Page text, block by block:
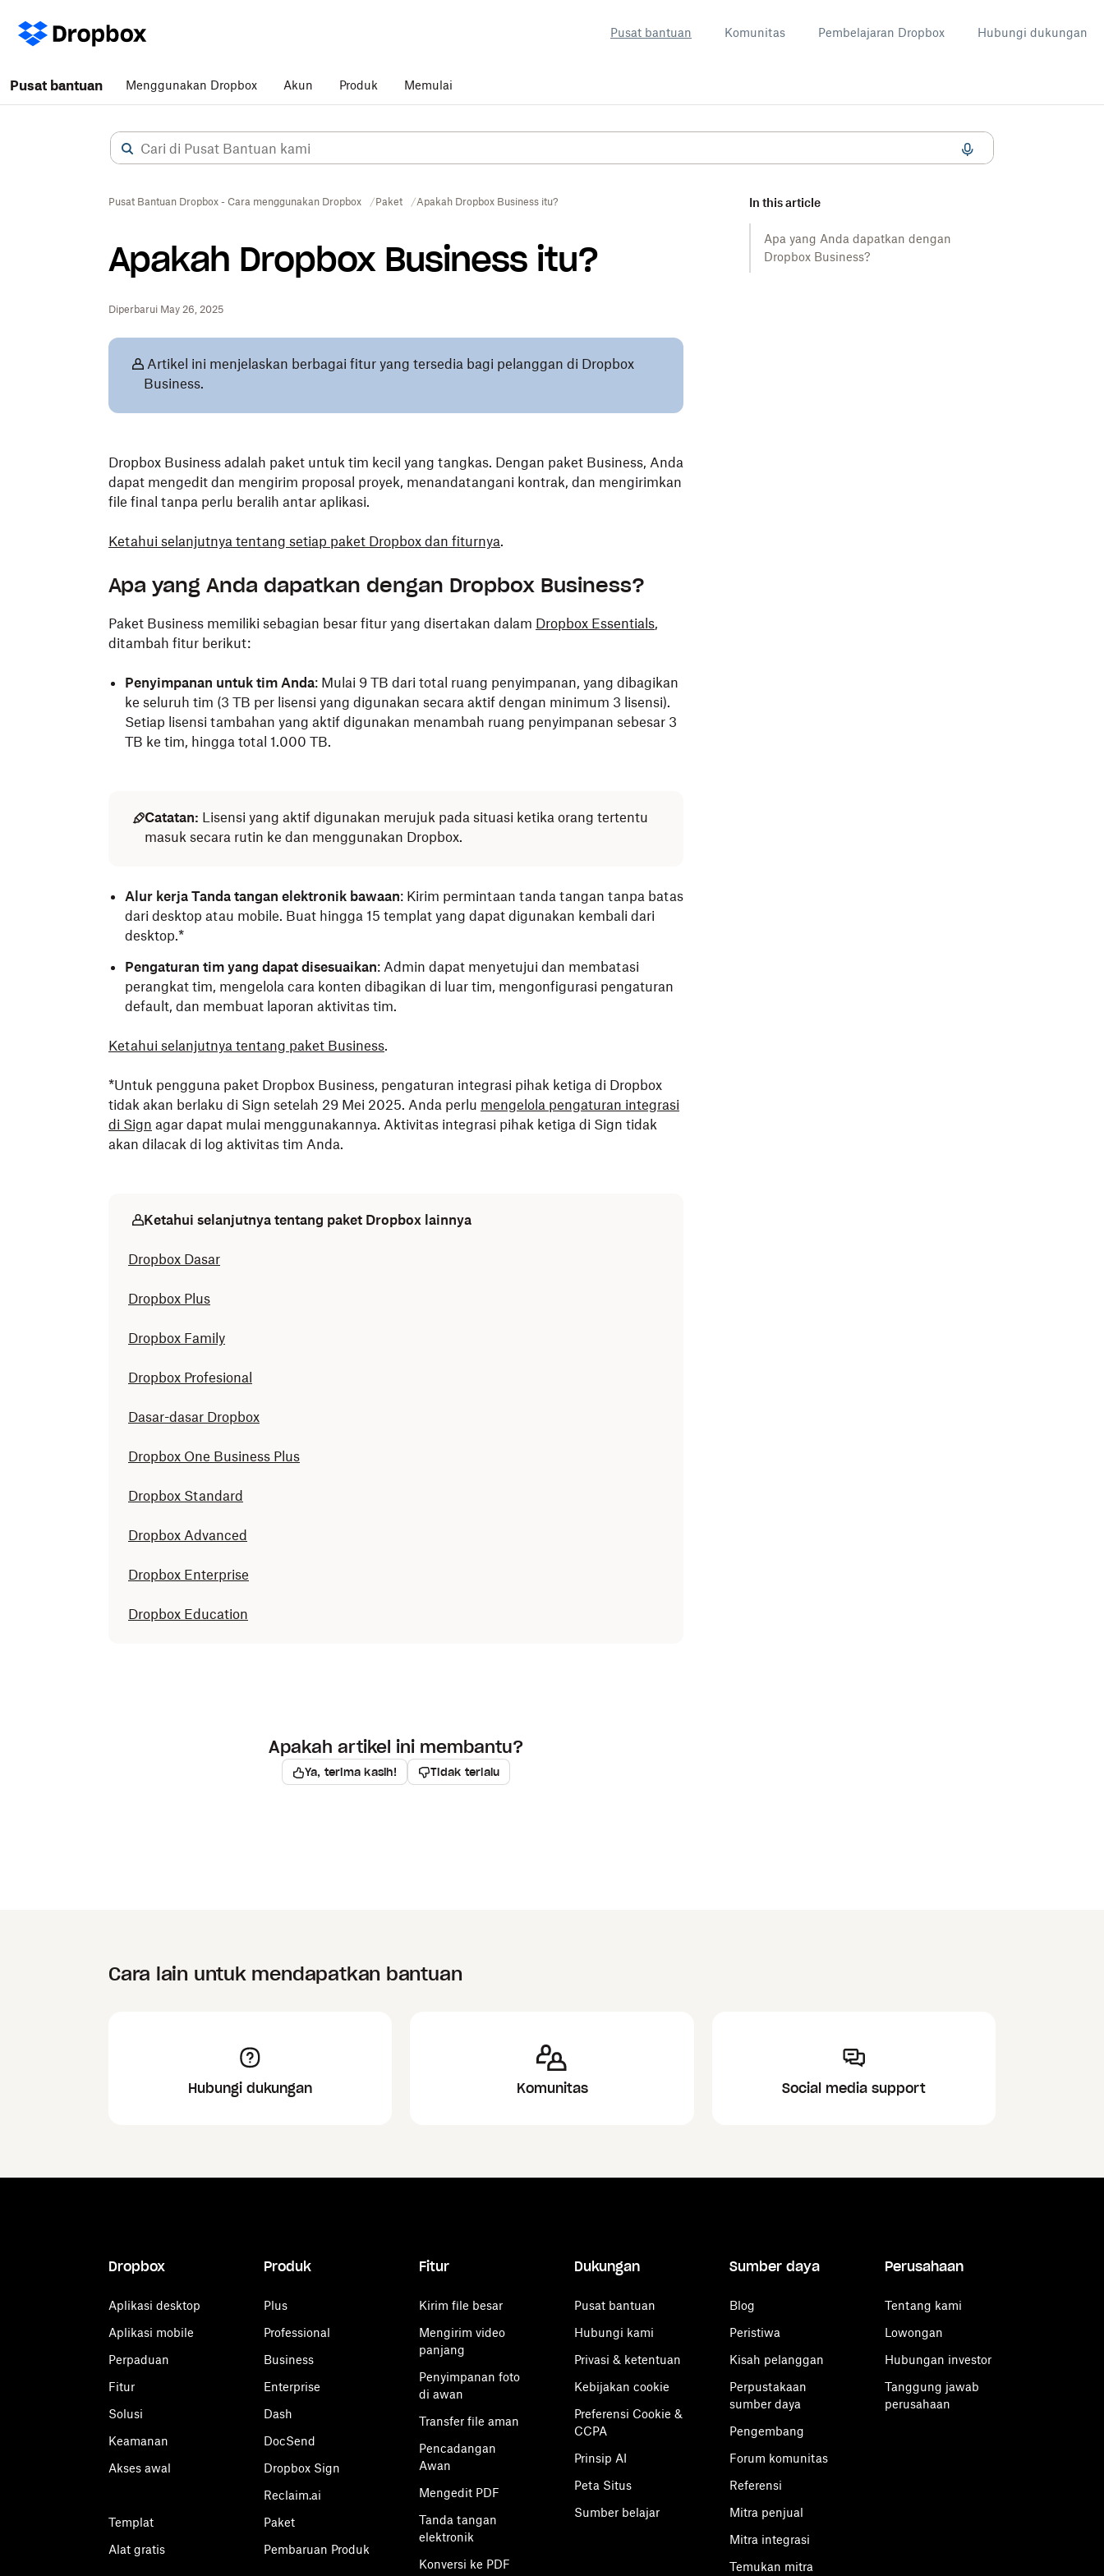
Pusat bantuan Komunitas Pembelajaran Dropbox Hubungi dukungan
Pusat bantuan Menggunakan Dropbox Akun Produk Memulai
Pusat Bantuan Dropbox - Cara menggunakan Dropbox Paket Apakah Dropbox Business itu?
Apakah Dropbox Business itu?
Diperbarui May 26, 2025
In this article
Apa yang Anda dapatkan dengan
Dropbox Business?
Artikel ini menjelaskan berbagai fitur yang tersedia bagi pelanggan di Dropbox
Business.
Dropbox Business adalah paket untuk tim kecil yang tangkas. Dengan paket Business, Anda
dapat mengedit dan mengirim proposal proyek, menandatangani kontrak, dan mengirimkan
file final tanpa perlu beralih antar aplikasi.
Ketahui selanjutnya tentang setiap paket Dropbox dan fiturnya.
Apa yang Anda dapatkan dengan Dropbox Business?
Paket Business memiliki sebagian besar fitur yang disertakan dalam Dropbox Essentials,
ditambah fitur berikut:
Penyimpanan untuk tim Anda: Mulai 9 TB dari total ruang penyimpanan, yang dibagikan
ke seluruh tim (3 TB per lisensi yang digunakan secara aktif dengan minimum 3 lisensi).
Setiap lisensi tambahan yang aktif digunakan menambah ruang penyimpanan sebesar 3
TB ke tim, hingga total 1.000 TB.
Catatan: Lisensi yang aktif digunakan merujuk pada situasi ketika orang tertentu
masuk secara rutin ke dan menggunakan Dropbox.
Alur kerja Tanda tangan elektronik bawaan: Kirim permintaan tanda tangan tanpa batas
dari desktop atau mobile. Buat hingga 15 templat yang dapat digunakan kembali dari
desktop.*
Pengaturan tim yang dapat disesuaikan: Admin dapat menyetujui dan membatasi
perangkat tim, mengelola cara konten dibagikan di luar tim, mengonfigurasi pengaturan
default, dan membuat laporan aktivitas tim.
Ketahui selanjutnya tentang paket Business.
*Untuk pengguna paket Dropbox Business, pengaturan integrasi pihak ketiga di Dropbox
tidak akan berlaku di Sign setelah 29 Mei 2025. Anda perlu mengelola pengaturan integrasi
di Sign agar dapat mulai menggunakannya. Aktivitas integrasi pihak ketiga di Sign tidak
akan dilacak di log aktivitas tim Anda.
Ketahui selanjutnya tentang paket Dropbox lainnya
Dropbox Dasar
Dropbox Plus
Dropbox Family
Dropbox Profesional
Dasar-dasar Dropbox
Dropbox One Business Plus
Dropbox Standard
Dropbox Advanced
Dropbox Enterprise
Dropbox Education
Apakah artikel ini membantu?
Ya, terima kasih! Tidak terlalu
Cara lain untuk mendapatkan bantuan
Hubungi dukungan Komunitas Social media support
Dropbox
Aplikasi desktop
Aplikasi mobile
Perpaduan
Fitur
Solusi
Keamanan
Akses awal
Templat
Alat gratis
Produk
Plus
Professional
Business
Enterprise
Dash
DocSend
Dropbox Sign
Reclaim.ai
Paket
Pembaruan Produk
Fitur
Kirim file besar
Mengirim video
panjang
Penyimpanan foto
di awan
Transfer file aman
Pencadangan
Awan
Mengedit PDF
Tanda tangan
elektronik
Konversi ke PDF
Dukungan
Pusat bantuan
Hubungi kami
Privasi & ketentuan
Kebijakan cookie
Preferensi Cookie &
CCPA
Prinsip AI
Peta Situs
Sumber belajar
Sumber daya
Blog
Peristiwa
Kisah pelanggan
Perpustakaan
sumber daya
Pengembang
Forum komunitas
Referensi
Mitra penjual
Mitra integrasi
Temukan mitra
Perusahaan
Tentang kami
Lowongan
Hubungan investor
Tanggung jawab
perusahaan